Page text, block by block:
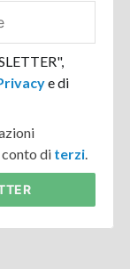
e di
di terzi.